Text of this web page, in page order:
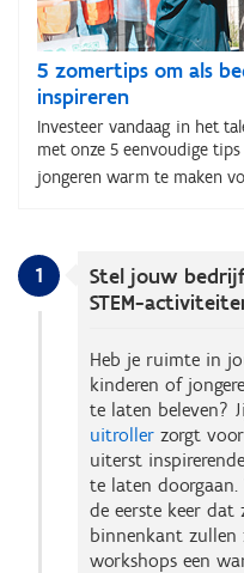
5 zomertips om als
inspireren
Investeer vandaag in het
met onze 5 eenvoudige
jongeren warm te maken
1
Stel jouw
STEM-
Heb je ruimte in
kinderen of
te laten beleven?
uitroller zorgt
uiterst
te laten doorgaan.
de eerste keer dat
binnenkant zullen
workshops een